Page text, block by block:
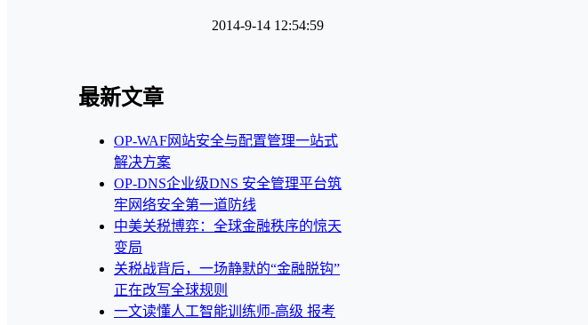
2014-9-14 12:54:59
最新文章
OP-WAF网站安全与配置管理一站式
解决方案
OP-DNS企业级DNS 安全管理平台筑
牢网络安全第一道防线
中美关税博弈：全球金融秩序的惊天
变局
关税战背后，一场静默的“金融脱钩”
正在改写全球规则
一文读懂人工智能训练师-高级 报考